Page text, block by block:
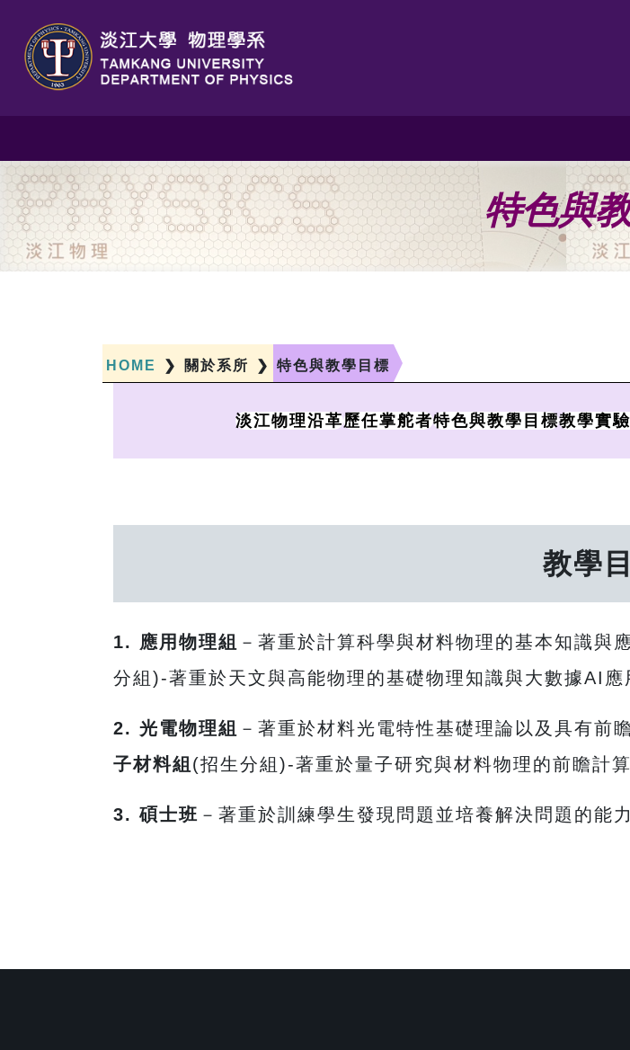
特色與
HOME ❯ 關於系所 ❯ 特色與教學目標
淡江物理沿革歷任掌舵者特色與教學目標教學實
教學
1. 應用物理組 －著重於計算科學與材料物理的基本知識與
分組)-著重於天文與高能物理的基礎物理知識與大數據AI應
2. 光電物理組 －著重於材料光電特性基礎理論以及具有前
子材料組 (招生分組)-著重於量子研究與材料物理的前瞻計
3. 碩士班 －著重於訓練學生發現問題並培養解決問題的能